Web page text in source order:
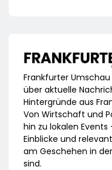
Frankfurter
über aktuelle
Hintergründe aus
Von Wirtschaft und
hin zu lokalen
Einblicke und
am Geschehen in
sind.